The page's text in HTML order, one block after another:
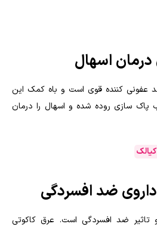
درمان اسهال
عفونی کننده قوی است و باه کمک این
سازی روده شده و اسهال را درمان
ضد افسردگی
تاثیر ضد افسردگی است. عرق کاکوتی